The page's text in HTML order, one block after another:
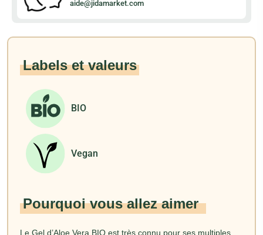
aide@jidamarket.com
Labels et valeurs
BIO
Vegan
Pourquoi vous allez aimer
Le Gel d’Aloe Vera BIO est très connu pour ses multiples